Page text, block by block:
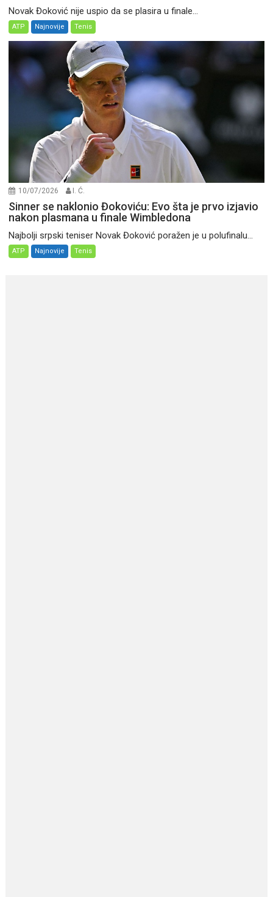
Novak Đoković nije uspio da se plasira u finale...
ATP Najnovije Tenis
10/07/2026 I. Ć.
Sinner se naklonio Đokoviću: Evo šta je prvo izjavio
nakon plasmana u finale Wimbledona
Najbolji srpski teniser Novak Đoković poražen je u polufinalu...
ATP Najnovije Tenis